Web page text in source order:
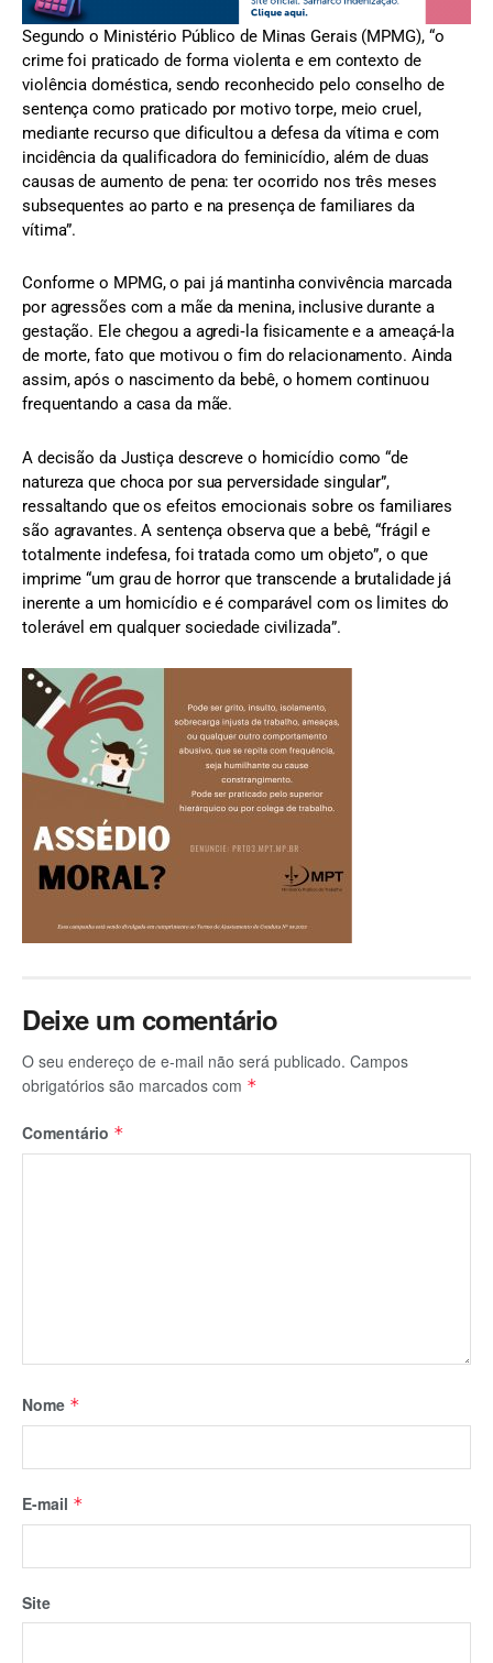
Segundo o Ministério Público de Minas Gerais (MPMG), “o
crime foi praticado de forma violenta e em contexto de
violência doméstica, sendo reconhecido pelo conselho de
sentença como praticado por motivo torpe, meio cruel,
mediante recurso que dificultou a defesa da vítima e com
incidência da qualificadora do feminicídio, além de duas
causas de aumento de pena: ter ocorrido nos três meses
subsequentes ao parto e na presença de familiares da
vítima”.
Conforme o MPMG, o pai já mantinha convivência marcada
por agressões com a mãe da menina, inclusive durante a
gestação. Ele chegou a agredi‑la fisicamente e a ameaçá‑la
de morte, fato que motivou o fim do relacionamento. Ainda
assim, após o nascimento da bebê, o homem continuou
frequentando a casa da mãe.
A decisão da Justiça descreve o homicídio como “de
natureza que choca por sua perversidade singular”,
ressaltando que os efeitos emocionais sobre os familiares
são agravantes. A sentença observa que a bebê, “frágil e
totalmente indefesa, foi tratada como um objeto”, o que
imprime “um grau de horror que transcende a brutalidade já
inerente a um homicídio e é comparável com os limites do
tolerável em qualquer sociedade civilizada”.
Deixe um comentário
O seu endereço de e-mail não será publicado. Campos
obrigatórios são marcados com *
Comentário *
Nome *
E-mail *
Site